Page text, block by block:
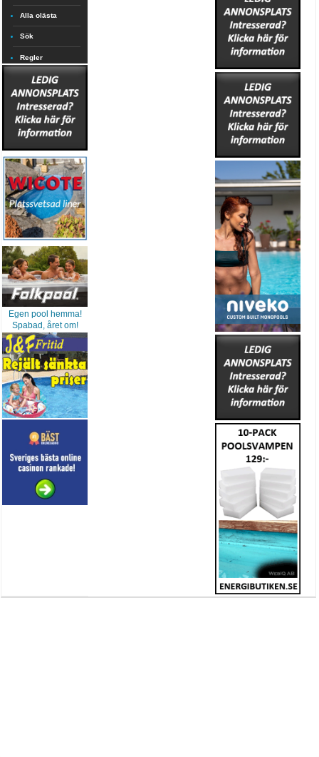
Alla olästa
Sök
Regler
Egen pool hemma!
Spabad, året om!